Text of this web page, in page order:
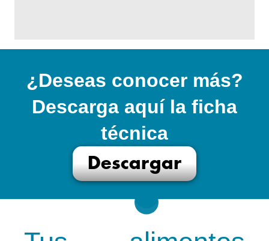
¿Deseas conocer más?
Descarga aquí la ficha
técnica
Descargar